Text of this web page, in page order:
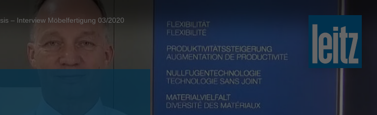
Suomi english
Taiwan
Türkiye türkçe
english
tiếng việt
– Interview Möbelfertigung 03/2020